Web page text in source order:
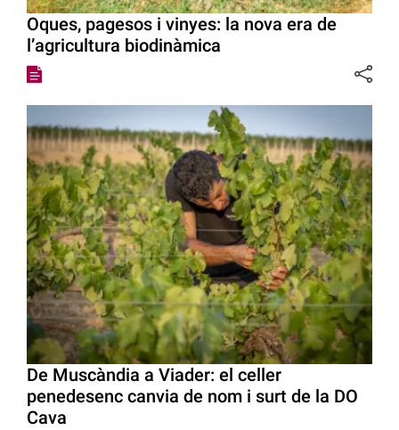
Oques, pagesos i vinyes: la nova era de
l’agricultura biodinàmica
De Muscàndia a Viader: el celler
penedesenc canvia de nom i surt de la DO
Cava